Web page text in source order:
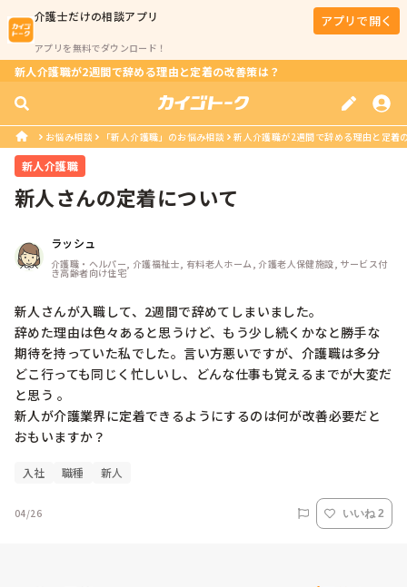
介護士だけの相談アプリ
アプリを無料でダウンロード！
アプリで開く
新人介護職が2週間で辞める理由と定着の改善策は？
お悩み相談 「新人介護職」のお悩み相談 新人介護職が2週間で辞める理由と定着
新人介護職
新人さんの定着について
ラッシュ
介護職・ヘルパー, 介護福祉士, 有料老人ホーム, 介護老人保健施設, サービス付
き高齢者向け住宅
新人さんが入職して、2週間で辞めてしまいました。
辞めた理由は色々あると思うけど、もう少し続くかなと勝手な
期待を持っていた私でした。言い方悪いですが、介護職は多分
どこ行っても同じく忙しいし、どんな仕事も覚えるまでが大変だ
と思う 。
新人が介護業界に定着できるようにするのは何が改善必要だと
おもいますか？
入社 職種 新人
04/26 いいね 2